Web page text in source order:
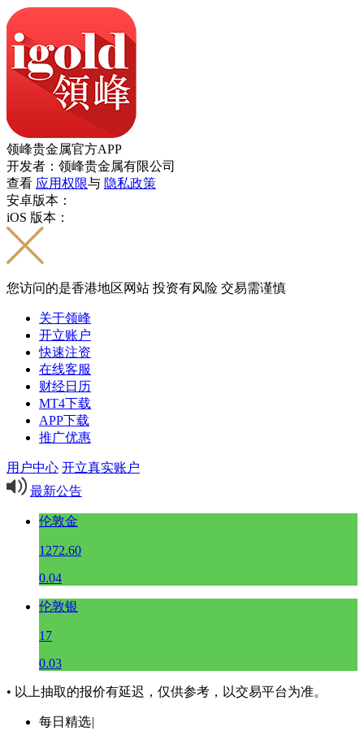
领峰贵金属官方APP
开发者：领峰贵金属有限公司
查看 应用权限与 隐私政策
安卓版本：
iOS 版本：
您访问的是香港地区网站 投资有风险 交易需谨慎
关于领峰
开立账户
快速注资
在线客服
财经日历
MT4下载
APP下载
推广优惠
用户中心 开立真实账户
最新公告
伦敦金
1272.60
0.04
伦敦银
17
0.03
• 以上抽取的报价有延迟，仅供参考，以交易平台为准。
每日精选|